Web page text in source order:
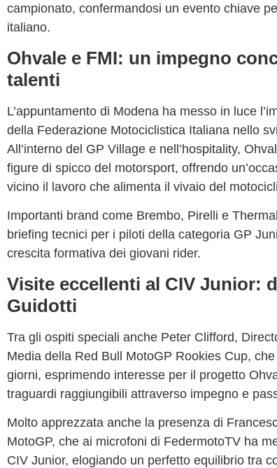
campionato, confermandosi un evento chiave
italiano.
Ohvale e FMI: un impegno
talenti
L’appuntamento di Modena ha messo in luce
della Federazione Motociclistica Italiana nello
All’interno del GP Village e nell’hospitality,
figure di spicco del motorsport, offrendo
vicino il lavoro che alimenta il vivaio del
Importanti brand come Brembo, Pirelli e
briefing tecnici per i piloti della categoria GP
crescita formativa dei giovani rider.
Visite eccellenti al CIV Junior:
Guidotti
Tra gli ospiti speciali anche Peter Clifford,
Media della Red Bull MotoGP Rookies Cup,
giorni, esprimendo interesse per il progetto
traguardi raggiungibili attraverso impegno e
Molto apprezzata anche la presenza di
MotoGP, che ai microfoni di FedermotoTV ha
CIV Junior, elogiando un perfetto equilibrio tra